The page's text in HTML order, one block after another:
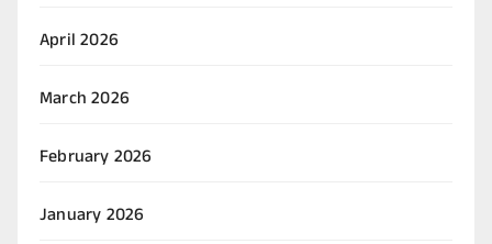
April 2026
March 2026
February 2026
January 2026